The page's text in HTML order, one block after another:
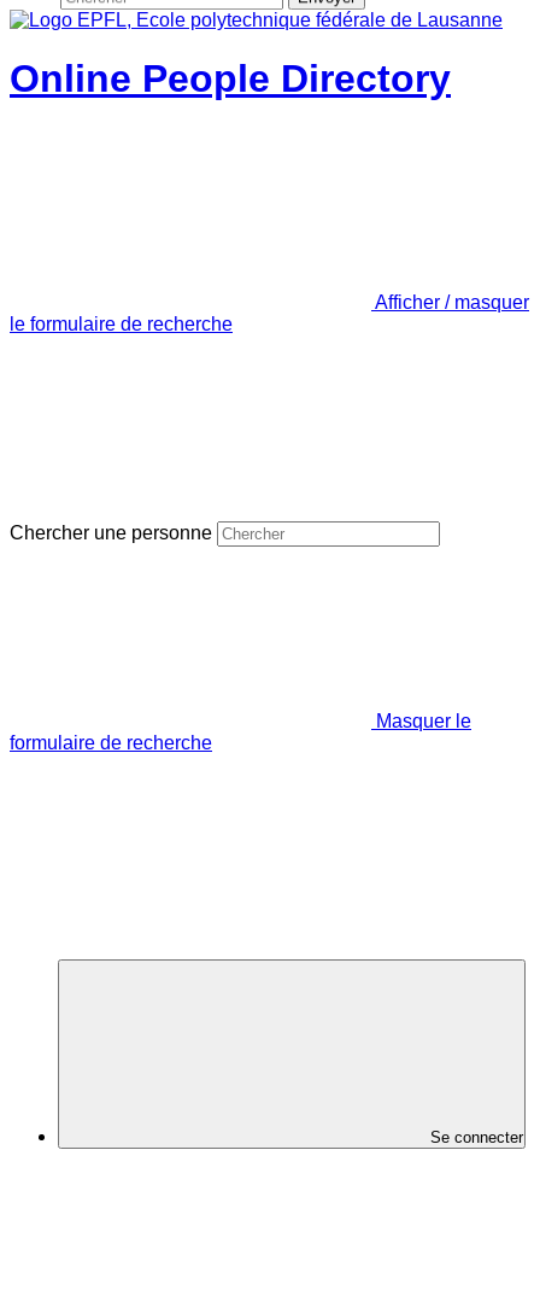
Online People Directory
Afficher / masquer
le formulaire de recherche
Chercher une personne
Masquer le
formulaire de recherche
Se connecter